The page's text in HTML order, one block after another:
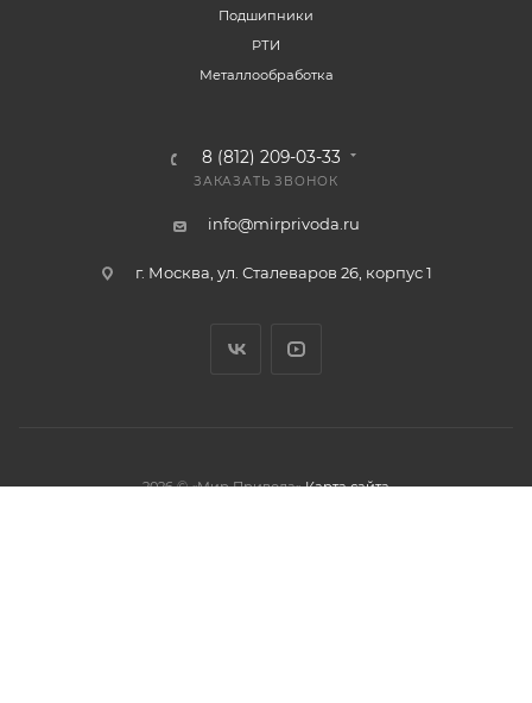
Подшипники
РТИ
Металлообработка
8 (812) 209-03-33
ЗАКАЗАТЬ ЗВОНОК
info@mirprivoda.ru
г. Москва, ул. Сталеваров 26, корпус 1
2026 © «Мир Привода» Карта сайта